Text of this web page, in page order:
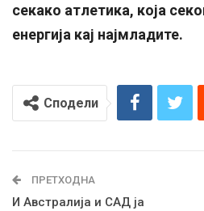
секако атлетика, која
енергија кај најмладите.
Сподели
ПРЕТХОДНА
И Австралија и САД ја